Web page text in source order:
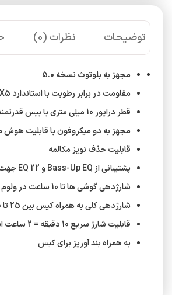
توضیحات نظرات (0)
مجهز به بلوتوث نسخه 5.0
مقاومت در برابر رطوبت با استاندارد IPX5
قطر درایور 10 میلی متری با بیس قدرتمند
مجهز به دو میکروفون با قابلیت
قابلیت حذف نویز مکالمه
پشتیبانی از Bass-Up EQ و 22 EQ جهت شخصی سازی صدا
شارژدهی گوشی ها تا 10 ساعت در ولوم متوسط
شارژدهی کلی به همراه کیس بین 25 تا 30 ساعت
قابلیت شارژ سریع 10 دقیقه = 2 ساعت استفاده
به همراه بند آوریز برای کیس